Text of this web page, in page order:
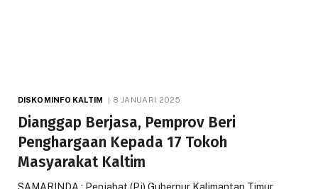
DISKOMINFO KALTIM 8 JANUARI 2025
Dianggap Berjasa, Pemprov Beri
Penghargaan Kepada 17 Tokoh
Masyarakat Kaltim
SAMARINDA : Penjabat (Pj) Gubernur Kalimantan Timur